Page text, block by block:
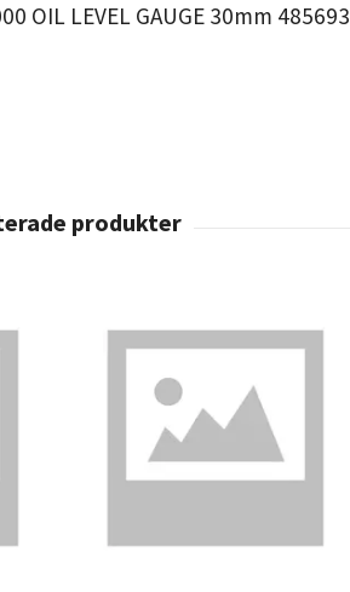
OIL LEVEL GAUGE 30mm 485693